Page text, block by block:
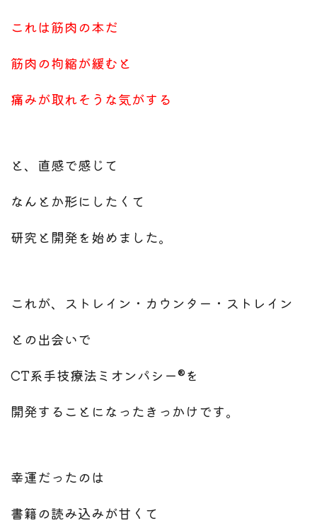
これは筋肉の本だ
筋肉の拘縮が緩むと
痛みが取れそうな気がする
と、直感で感じて
なんとか形にしたくて
研究と開発を始めました。
これが、ストレイン・カウンター・ストレイン
との出会いで
CT系手技療法ミオンパシー®を
開発することになったきっかけです。
幸運だったのは
書籍の読み込みが甘くて